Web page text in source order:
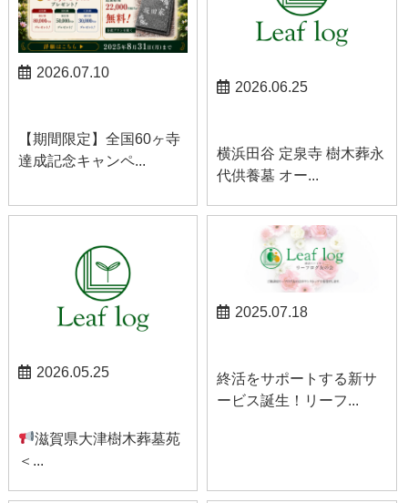
2026.07.10
【期間限定】全国60ヶ寺
達成記念キャンペ...
2026.06.25
横浜田谷 定泉寺 樹木葬永
代供養墓 オー...
2026.05.25
滋賀県大津樹木葬墓苑
＜...
2025.07.18
終活をサポートする新サ
ービス誕生！リーフ...